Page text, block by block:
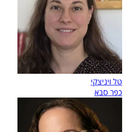
טל ויניצקי
כפר סבא